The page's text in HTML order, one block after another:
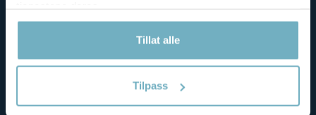
Tillat alle
Tilpass
Vi forhandler ogsåEurovent godkjentefilter til
større eiendomsprosjekter, kjøpesenter og industri.
Med vår kompetanse, leverandører relasjon og
tilfeller
påmelding til nyhetsbrev!
FÅ DIN RABATTKODE